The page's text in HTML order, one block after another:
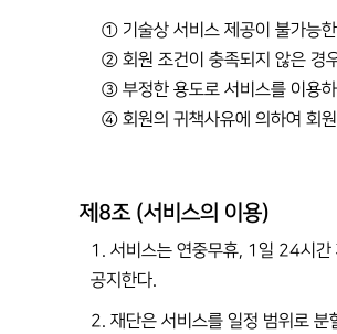
① 기술상 서비스 제공이 불가능
② 회원 조건이 충족되지 않은 경
③ 부정한 용도로 서비스를 이용
④ 회원의 귀책사유에 의하여 회
제8조 (서비스의 이용)
1. 서비스는 연중무휴, 1일 24시간
공지한다.
2. 재단은 서비스를 일정 범위로 분